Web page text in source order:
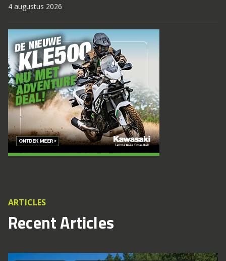
4 augustus 2026
ARTICLES
Recent Articles